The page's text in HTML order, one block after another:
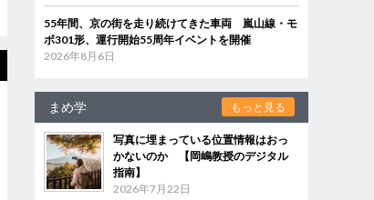
55年間、京の街を走り続けてきた車両 嵐山線・モ
ボ301形、運行開始55周年イベントを開催
2026年8月6日
まめ学 もっと見る
写真に埋まっている位置情報はおっ
かないのか 【岡嶋教授のデジタル
指南】
2026年7月22日